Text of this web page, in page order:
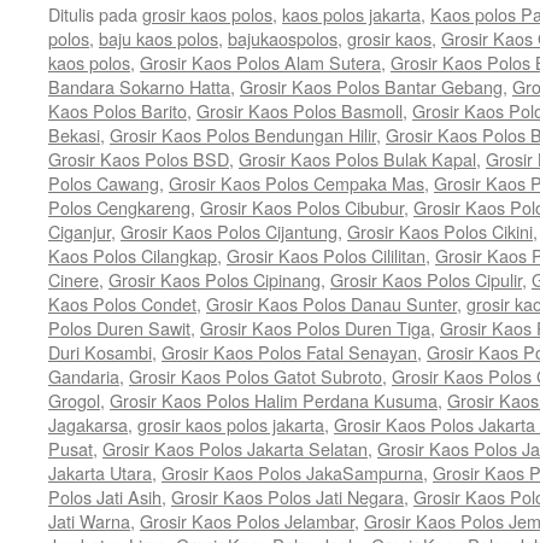
Ditulis pada grosir kaos polos, kaos polos jakarta, Kaos polos
polos, baju kaos polos, bajukaospolos, grosir kaos, Grosir Kaos
kaos polos, Grosir Kaos Polos Alam Sutera, Grosir Kaos Polos
Bandara Sokarno Hatta, Grosir Kaos Polos Bantar Gebang,
Kaos Polos Barito, Grosir Kaos Polos Basmoll, Grosir Kaos
Bekasi, Grosir Kaos Polos Bendungan Hilir, Grosir Kaos Polos
Grosir Kaos Polos BSD, Grosir Kaos Polos Bulak Kapal, Grosir
Polos Cawang, Grosir Kaos Polos Cempaka Mas, Grosir Kaos
Polos Cengkareng, Grosir Kaos Polos Cibubur, Grosir Kaos
Ciganjur, Grosir Kaos Polos Cijantung, Grosir Kaos Polos Cikini
Kaos Polos Cilangkap, Grosir Kaos Polos Cililitan, Grosir Kaos
Cinere, Grosir Kaos Polos Cipinang, Grosir Kaos Polos Cipulir,
Kaos Polos Condet, Grosir Kaos Polos Danau Sunter, grosir
Polos Duren Sawit, Grosir Kaos Polos Duren Tiga, Grosir Kaos
Duri Kosambi, Grosir Kaos Polos Fatal Senayan, Grosir Kaos
Gandaria, Grosir Kaos Polos Gatot Subroto, Grosir Kaos Polos
Grogol, Grosir Kaos Polos Halim Perdana Kusuma, Grosir
Jagakarsa, grosir kaos polos jakarta, Grosir Kaos Polos
Pusat, Grosir Kaos Polos Jakarta Selatan, Grosir Kaos Polos
Jakarta Utara, Grosir Kaos Polos JakaSampurna, Grosir Kaos
Polos Jati Asih, Grosir Kaos Polos Jati Negara, Grosir Kaos
Jati Warna, Grosir Kaos Polos Jelambar, Grosir Kaos Polos